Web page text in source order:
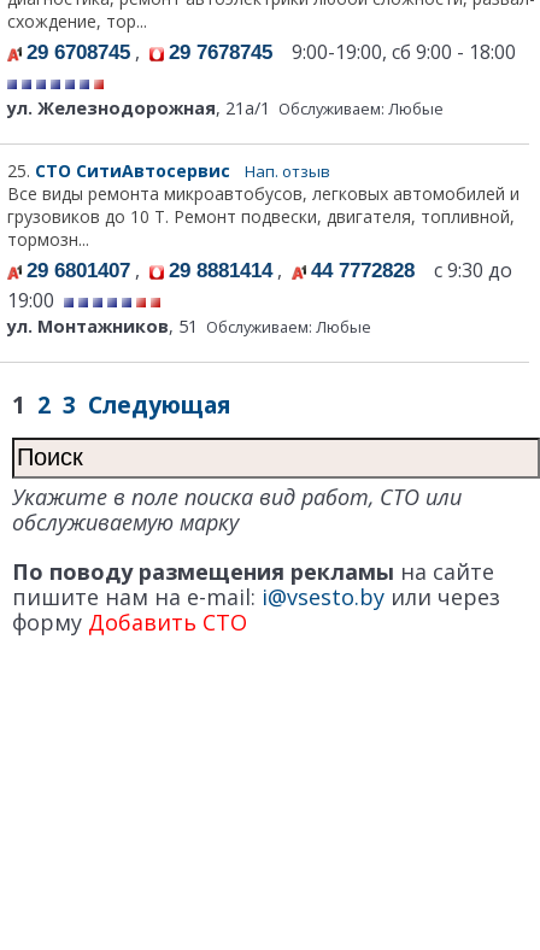
схождение, тор...
29 6708745 , 29 7678745 9:00-19:00, сб 9:00 - 18:00
ул. Железнодорожная, 21а/1 Обслуживаем: Любые
25. СТО СитиАвтосервис Нап. отзыв
Все виды ремонта микроавтобусов, легковых автомобилей и
грузовиков до 10 Т. Ремонт подвески, двигателя, топливной,
тормозн...
29 6801407 , 29 8881414, 44 7772828 с 9:30 до
19:00
ул. Монтажников, 51 Обслуживаем: Любые
1 2 3 Следующая
Укажите в поле поиска вид работ, СТО или
обслуживаемую марку
По поводу размещения рекламы на сайте
пишите нам на e-mail: i@vsesto.by или через
форму Добавить СТО